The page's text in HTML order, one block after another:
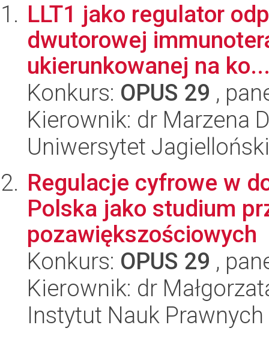
LLT1 jako regulator
dwutorowej
ukierunkowanej na
Konkurs: OPUS 29 ,
Kierownik: dr Marzena
Uniwersytet Jagielloński
Regulacje cyfrowe w
Polska jako studium
pozawiększościowych
Konkurs: OPUS 29 ,
Kierownik: dr
Instytut Nauk Prawnych